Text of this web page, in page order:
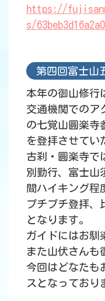
https://
s/
第四回富士山
本年の御山修行
交通機関でのア
の七覚山圓楽寺
を登拝させてい
古刹・圓楽寺で
別勤行、富士山
間ハイキング程
プチプチ登拝、
となります。
ガイドにはお馴
また山伏さんも
今回はどなたも
スとなっており